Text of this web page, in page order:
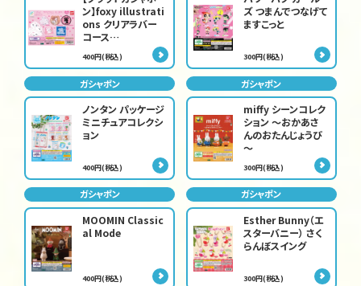
ン】foxy illustrati
ons クリアラバー
コース…
400円(税込)
ズ つまんでつなげて
ますこっと
300円(税込)
ガシャポン
ノンタン パッケージ
ミニチュアコレクシ
ョン
400円(税込)
ガシャポン
miffy シーンコレク
ション ～おかあさ
んのおたんじょうび
～
300円(税込)
ガシャポン
MOOMIN Classic
al Mode
400円(税込)
ガシャポン
Esther Bunny（エ
スターバニー） さく
らんぼスイング
300円(税込)